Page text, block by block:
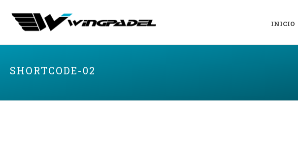
INICIO
SHORTCODE-02